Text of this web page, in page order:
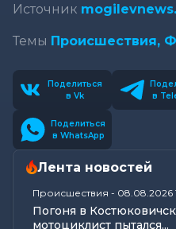
Источник
Темы Происшествия,
Поделиться
в Vk
в
Поделиться
в WhatsApp
Лента новостей
Происшествия - 08.08.2026
Погоня в
мотоциклист пытался...